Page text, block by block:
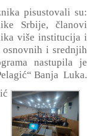
pisustovali su:
Srbije, članovi
više institucija i
i srednjih
nastupila je
Banja Luka.